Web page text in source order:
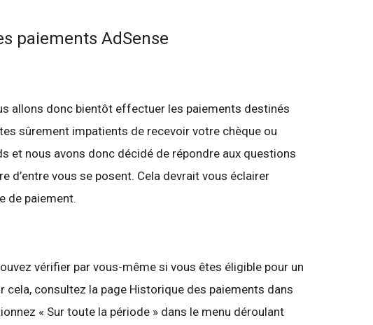
paiements AdSense
allons donc bientôt effectuer les paiements destinés
sûrement impatients de recevoir votre chèque ou
et nous avons donc décidé de répondre aux questions
d’entre vous se posent. Cela devrait vous éclairer
de paiement.
vérifier par vous-même si vous êtes éligible pour un
cela, consultez la page Historique des paiements dans
« Sur toute la période » dans le menu déroulant